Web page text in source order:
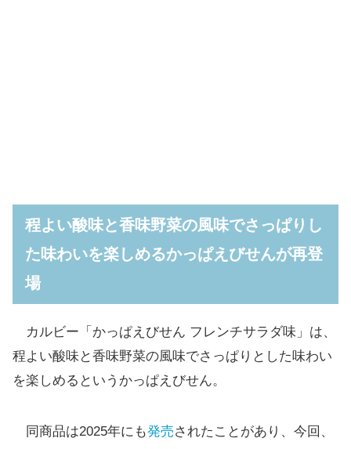
程よい酸味と香味野菜の風味でさっぱりし
た味わいを楽しめるかっぱえびせんが再登
場
カルビー「かっぱえびせん フレンチサラダ味」は、
程よい酸味と香味野菜の風味でさっぱりとした味わい
を楽しめるというかっぱえびせん。
同商品は2025年にも発売されたことがあり、今回、